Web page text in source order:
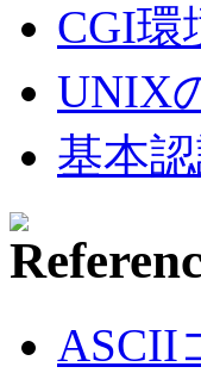
CGI環
UNIX
基本
ASCII